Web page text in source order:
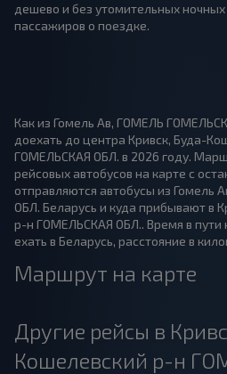
дешево и без утомительных
пассажиров о поездке.
Как из Гомель Ав, ГОМЕЛЬ
доехать до центра Кривск, Буда-
ГОМЕЛЬСКАЯ ОБЛ. в 2026 году.
рейсовых автобусов на карте с
отправляются автобусы из
ОБЛ. Беларусь и куда прибывают в
р-н ГОМЕЛЬСКАЯ ОБЛ.. Время в пути
ехать в Беларусь, расстояние в
Маршрут на карте
Другие рейсы в
Кошелевский р-н